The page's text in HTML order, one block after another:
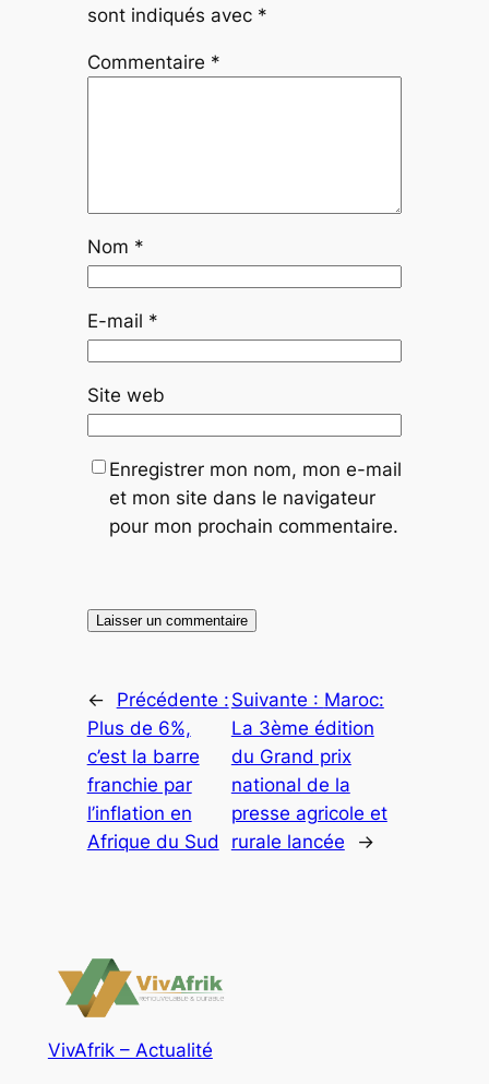
sont indiqués avec *
Commentaire *
Nom *
E-mail *
Site web
Enregistrer mon nom, mon e-mail
et mon site dans le navigateur
pour mon prochain commentaire.
←
Précédente :
Plus de 6%,
c’est la barre
franchie par
l’inflation en
Afrique du Sud
Suivante : Maroc:
La 3ème édition
du Grand prix
national de la
presse agricole et
rurale lancée
→
VivAfrik – Actualité